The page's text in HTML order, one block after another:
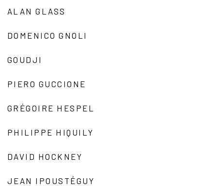
ALAN GLASS
DOMENICO GNOLI
GOUDJI
PIERO GUCCIONE
GRÉGOIRE HESPEL
PHILIPPE HIQUILY
DAVID HOCKNEY
JEAN IPOUSTÉGUY